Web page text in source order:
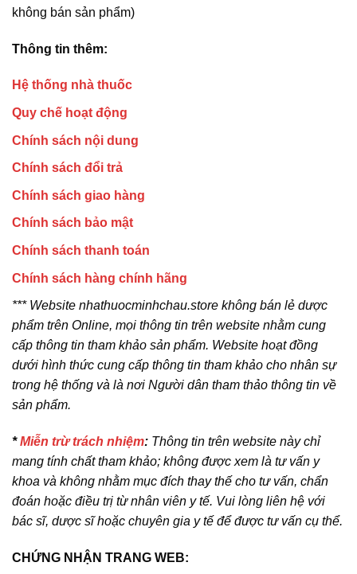
không bán sản phẩm)
Thông tin thêm:
Hệ thống nhà thuốc
Quy chế hoạt động
Chính sách nội dung
Chính sách đổi trả
Chính sách giao hàng
Chính sách bảo mật
Chính sách thanh toán
Chính sách hàng chính hãng
*** Website nhathuocminhchau.store không bán lẻ dược
phẩm trên Online, mọi thông tin trên website nhằm cung
cấp thông tin tham khảo sản phẩm. Website hoạt đồng
dưới hình thức cung cấp thông tin tham khảo cho nhân sự
trong hệ thống và là nơi Người dân tham thảo thông tin về
sản phẩm.
*Miễn trừ trách nhiệm: Thông tin trên website này chỉ
mang tính chất tham khảo; không được xem là tư vấn y
khoa và không nhằm mục đích thay thế cho tư vấn, chẩn
đoán hoặc điều trị từ nhân viên y tế. Vui lòng liên hệ với
bác sĩ, dược sĩ hoặc chuyên gia y tế để được tư vấn cụ thể.
CHỨNG NHẬN TRANG WEB: